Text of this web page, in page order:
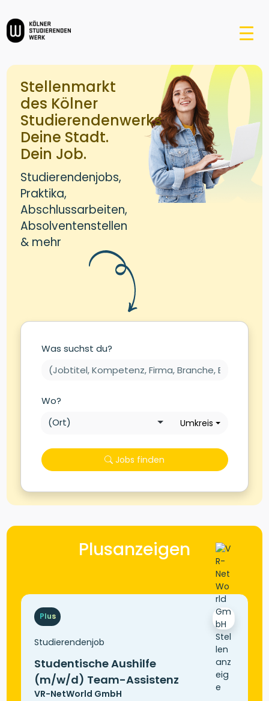
Stellenmarkt
des Kölner
Studierendenwerks
Deine Stadt.
Dein Job.
Studierendenjobs,
Praktika,
Abschlussarbeiten,
Absolventenstellen
& mehr
Was suchst du?
Wo?
Umkreis
Jobs finden
Plusanzeigen
Plus
Studierendenjob
Studentische Aushilfe
(m/w/d) Team-Assistenz
VR-NetWorld GmbH